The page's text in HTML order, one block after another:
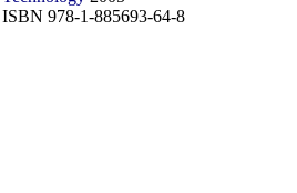
ISBN 978-1-885693-64-8